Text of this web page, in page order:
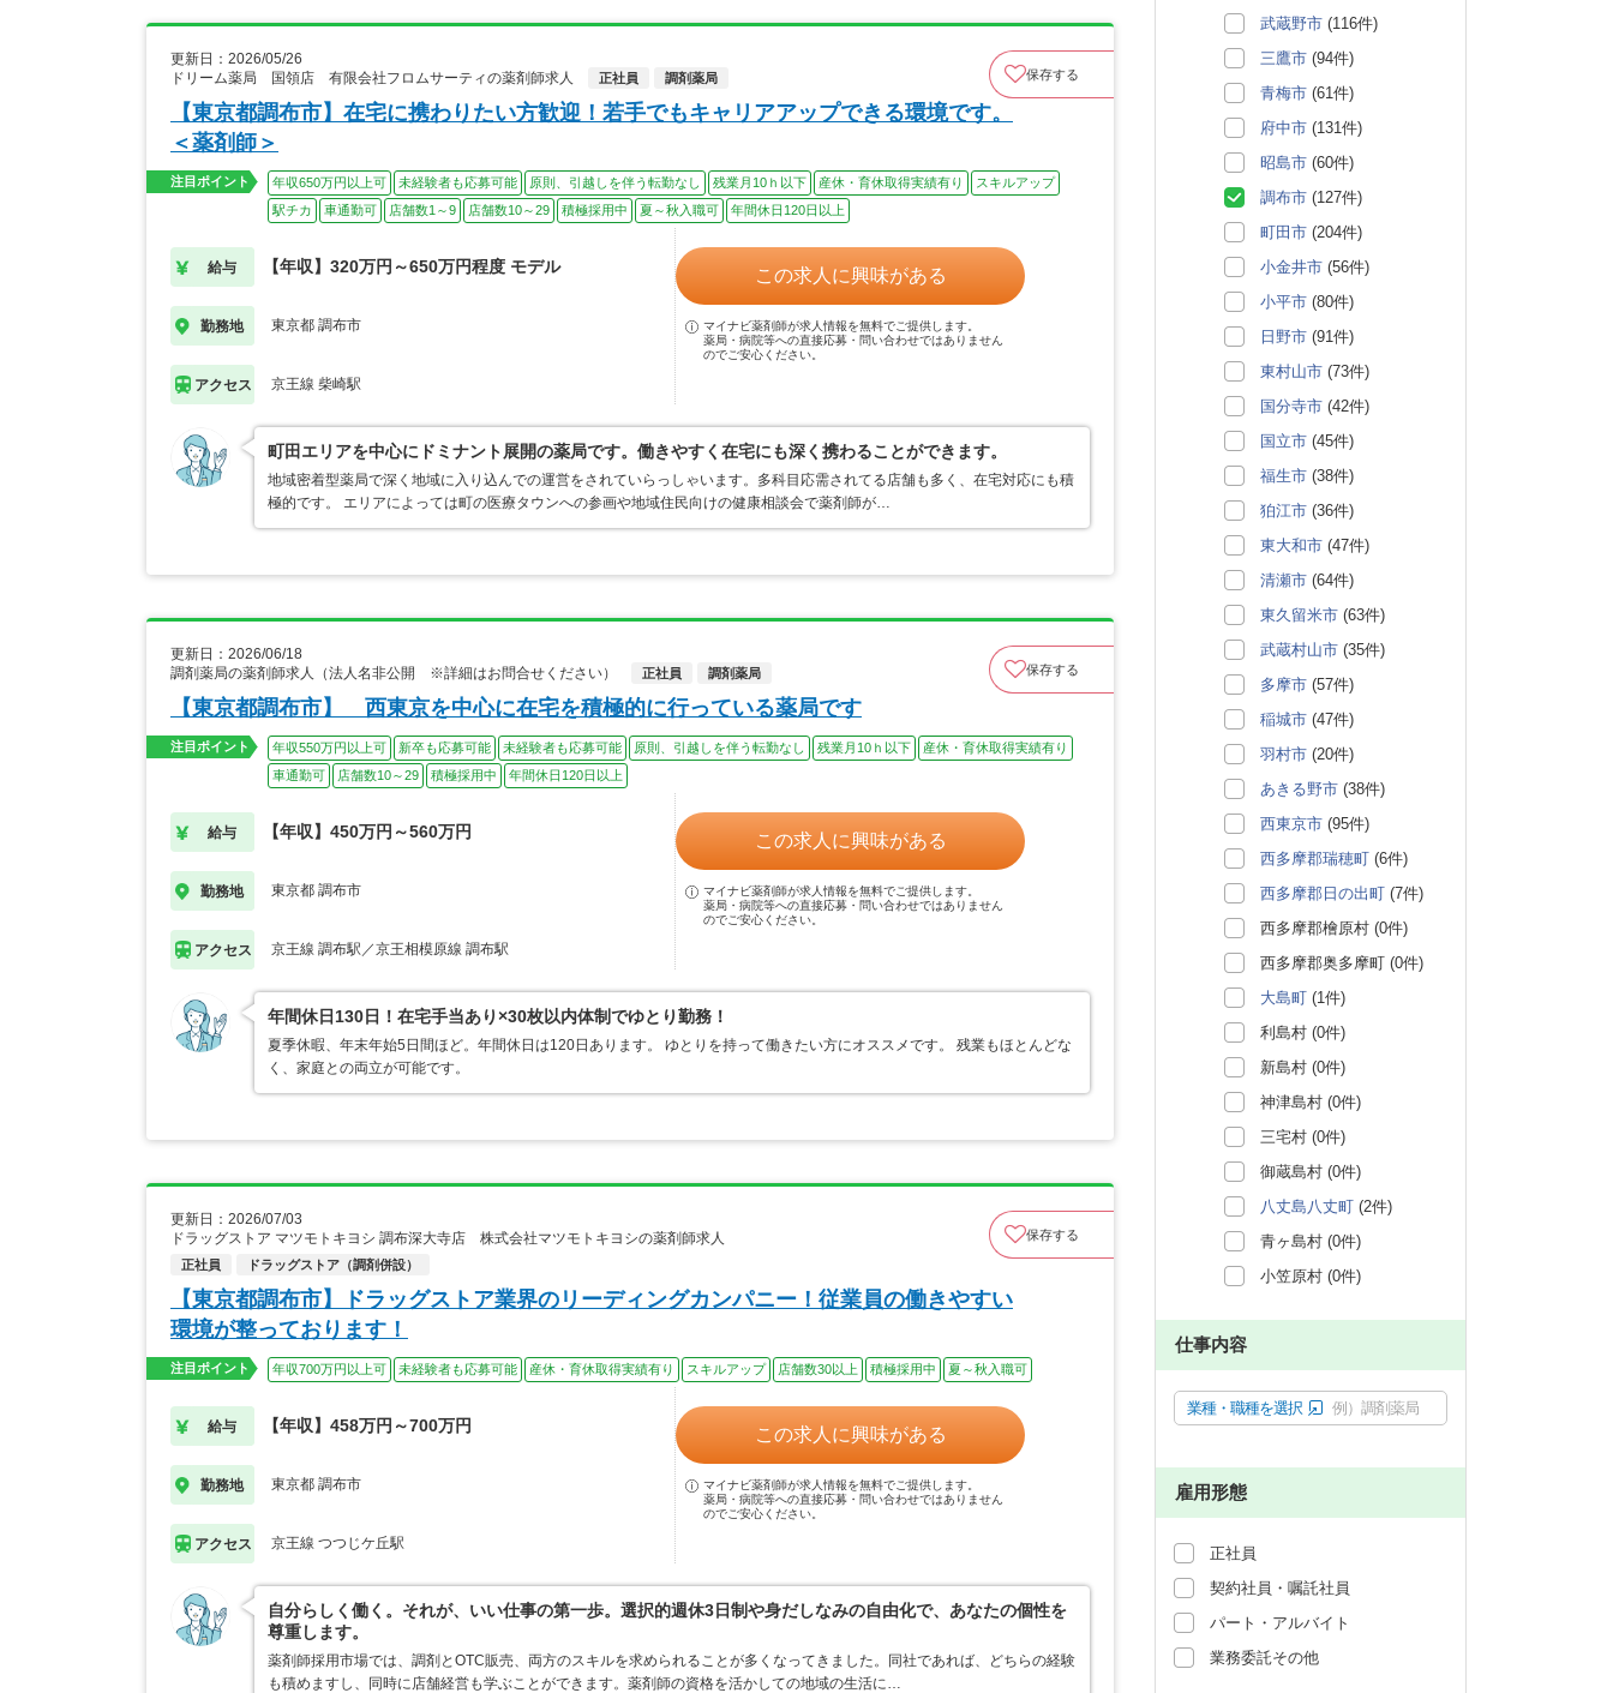
更新日：2026/05/26
ドリーム薬局 国領店 有限会社フロムサーティの薬剤師求人
正社員 調剤薬局 保存する
【東京都調布市】在宅に携わりたい方歓迎！若手でもキャリアアップできる環境です。
＜薬剤師＞
注目ポイント 年収650万円以上可 未経験者も応募可能 原則、引越しを伴う転勤なし 残業月10ｈ以下 産休・育休取得実績有り
スキルアップ
駅チカ
車通勤可 店舗数1～9 店舗数10～29 積極採用中 夏～秋入職可 年間休日120日以上
給与 【年収】320万円～650万円程度 モデル
勤務地 東京都 調布市
アクセス 京王線 柴崎駅
この求人に興味がある
マイナビ薬剤師が求人情報を無料でご提供します。
薬局・病院等への直接応募・問い合わせではありません
のでご安心ください。
町田エリアを中心にドミナント展開の薬局です。働きやすく在宅にも深く携わることができます。
地域密着型薬局で深く地域に入り込んでの運営をされていらっしゃいます。多科目応需されてる店舗も多く、在宅対応にも積
極的です。 エリアによっては町の医療タウンへの参画や地域住民向けの健康相談会で薬剤師が…
更新日：2026/06/18
調剤薬局の薬剤師求人（法人名非公開 ※詳細はお問合せください）
正社員 調剤薬局 保存する
【東京都調布市】 西東京を中心に在宅を積極的に行っている薬局です
注目ポイント 年収550万円以上可 新卒も応募可能 未経験者も応募可能 原則、引越しを伴う転勤なし 残業月10ｈ以下
産休・育休取得実績有り
車通勤可
店舗数10～29 積極採用中 年間休日120日以上
給与 【年収】450万円～560万円
勤務地 東京都 調布市
アクセス 京王線 調布駅／京王相模原線 調布駅
この求人に興味がある
マイナビ薬剤師が求人情報を無料でご提供します。
薬局・病院等への直接応募・問い合わせではありません
のでご安心ください。
年間休日130日！在宅手当あり×30枚以内体制でゆとり勤務！
夏季休暇、年末年始5日間ほど。年間休日は120日あります。 ゆとりを持って働きたい方にオススメです。 残業もほとんどな
く、家庭との両立が可能です。
更新日：2026/07/03
ドラッグストア マツモトキヨシ 調布深大寺店 株式会社マツモトキヨシの薬剤師求人
正社員 ドラッグストア（調剤併設）
保存する
【東京都調布市】ドラッグストア業界のリーディングカンパニー！従業員の働きやすい
環境が整っております！
注目ポイント 年収700万円以上可 未経験者も応募可能 産休・育休取得実績有り スキルアップ 店舗数30以上 積極採用中 夏～秋入職可
給与 【年収】458万円～700万円
勤務地 東京都 調布市
アクセス 京王線 つつじケ丘駅
この求人に興味がある
マイナビ薬剤師が求人情報を無料でご提供します。
薬局・病院等への直接応募・問い合わせではありません
のでご安心ください。
自分らしく働く。それが、いい仕事の第一歩。選択的週休3日制や身だしなみの自由化で、あなたの個性を
尊重します。
薬剤師採用市場では、調剤とOTC販売、両方のスキルを求められることが多くなってきました。同社であれば、どちらの経験
も積めますし、同時に店舗経営も学ぶことができます。薬剤師の資格を活かしての地域の生活に…
武蔵野市 (116件)
三鷹市 (94件)
青梅市 (61件)
府中市 (131件)
昭島市 (60件)
調布市 (127件)
町田市 (204件)
小金井市 (56件)
小平市 (80件)
日野市 (91件)
東村山市 (73件)
国分寺市 (42件)
国立市 (45件)
福生市 (38件)
狛江市 (36件)
東大和市 (47件)
清瀬市 (64件)
東久留米市 (63件)
武蔵村山市 (35件)
多摩市 (57件)
稲城市 (47件)
羽村市 (20件)
あきる野市 (38件)
西東京市 (95件)
西多摩郡瑞穂町 (6件)
西多摩郡日の出町 (7件)
西多摩郡檜原村 (0件)
西多摩郡奥多摩町 (0件)
大島町 (1件)
利島村 (0件)
新島村 (0件)
神津島村 (0件)
三宅村 (0件)
御蔵島村 (0件)
八丈島八丈町 (2件)
青ヶ島村 (0件)
小笠原村 (0件)
仕事内容
業種・職種を選択 例）調剤薬局
雇用形態
正社員
契約社員・嘱託社員
パート・アルバイト
業務委託その他